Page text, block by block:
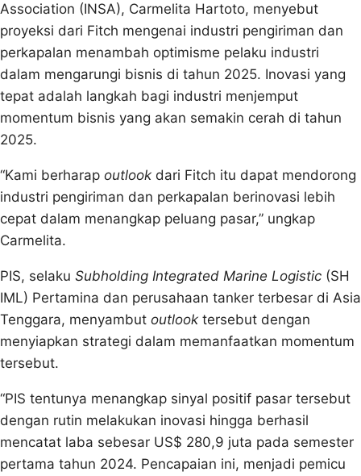
Association (INSA), Carmelita Hartoto, menyebut
proyeksi dari Fitch mengenai industri pengiriman dan
perkapalan menambah optimisme pelaku industri
dalam mengarungi bisnis di tahun 2025. Inovasi yang
tepat adalah langkah bagi industri menjemput
momentum bisnis yang akan semakin cerah di tahun
2025.
“Kami berharap outlook dari Fitch itu dapat mendorong
industri pengiriman dan perkapalan berinovasi lebih
cepat dalam menangkap peluang pasar,” ungkap
Carmelita.
PIS, selaku Subholding Integrated Marine Logistic (SH
IML) Pertamina dan perusahaan tanker terbesar di Asia
Tenggara, menyambut outlook tersebut dengan
menyiapkan strategi dalam memanfaatkan momentum
tersebut.
“PIS tentunya menangkap sinyal positif pasar tersebut
dengan rutin melakukan inovasi hingga berhasil
mencatat laba sebesar US$ 280,9 juta pada semester
pertama tahun 2024. Pencapaian ini, menjadi pemicu